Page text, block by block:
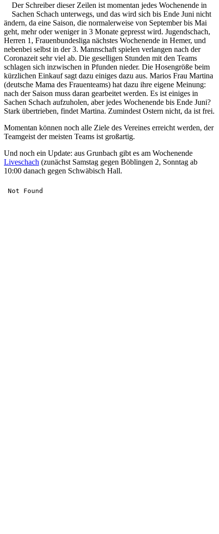
Der Schreiber dieser Zeilen ist momentan jedes Wochenende in
Sachen Schach unterwegs, und das wird sich bis Ende Juni nicht
ändern, da eine Saison, die normalerweise von September bis Mai
geht, mehr oder weniger in 3 Monate gepresst wird. Jugendschach,
Herren 1, Frauenbundesliga nächstes Wochenende in Hemer, und
nebenbei selbst in der 3. Mannschaft spielen verlangen nach der
Coronazeit sehr viel ab. Die geselligen Stunden mit den Teams
schlagen sich inzwischen in Pfunden nieder. Die Hosengröße beim
kürzlichen Einkauf sagt dazu einiges dazu aus. Marios Frau Martina
(deutsche Mama des Frauenteams) hat dazu ihre eigene Meinung:
nach der Saison muss daran gearbeitet werden. Es ist einiges in
Sachen Schach aufzuholen, aber jedes Wochenende bis Ende Juni?
Stark übertrieben, findet Martina. Zumindest Ostern nicht, da ist frei.
Momentan können noch alle Ziele des Vereines erreicht werden, der
Teamgeist der meisten Teams ist großartig.
Und noch ein Update: aus Grunbach gibt es am Wochenende
Liveschach (zunächst Samstag gegen Böblingen 2, Sonntag ab
10:00 danach gegen Schwäbisch Hall.